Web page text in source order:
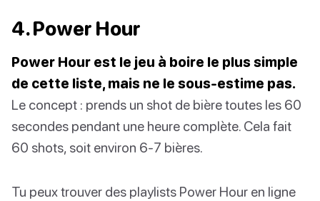
4. Power Hour
Power Hour est le jeu à boire le plus simple
de cette liste, mais ne le sous-estime pas.
Le concept : prends un shot de bière toutes les 60
secondes pendant une heure complète. Cela fait
60 shots, soit environ 6-7 bières.
Tu peux trouver des playlists Power Hour en ligne